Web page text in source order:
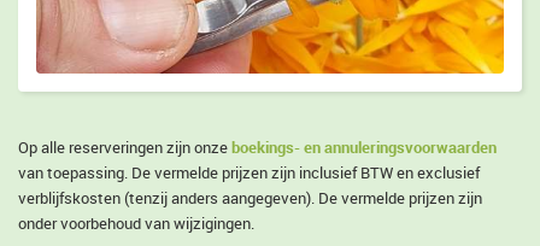
Op alle reserveringen zijn onzeboekings- en annuleringsvoorwaarden
van toepassing. De vermelde prijzen zijn inclusief BTW en exclusief
verblijfskosten (tenzij anders aangegeven). De vermelde prijzen zijn
onder voorbehoud van wijzigingen.